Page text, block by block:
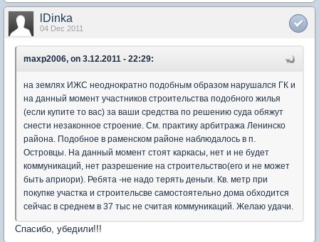
lDinka
04 Dec 2011
maxp2006, on 3.12.2011 - 22:29:
на землях ИЖС неоднократно подобным образом нарушался ГК и
на данный момент участников строительства подобного жилья
(если купите то вас) за ваши средства по решению суда обяжут
снести незаконное строение. См. практику арбитража Ленинско
района. Подобное в раменском районе наблюдалось в п.
Островцы. На данный момент стоят каркасы, нет и не будет
коммуникаций, нет разрешение на строительство(его и не может
быть априори). Ребята -не надо терять деньги. Кв. метр при
покупке участка и строительсве самостоятельно дома обходится
сейчас в среднем в 37 тыс не считая коммуникаций. Желаю удачи.
Спасибо, убедили!!!